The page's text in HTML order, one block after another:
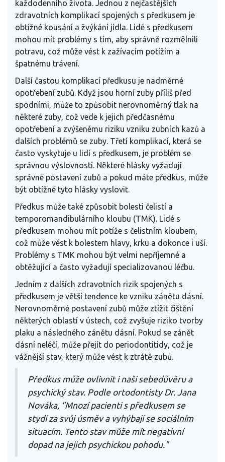
každodenního života. Jednou z nejčastějších
zdravotních komplikací spojených s předkusem je
obtížné kousání a žvýkání jídla. Lidé s předkusem
mohou mít problémy s tím, aby správně rozmělnili
potravu, což může vést k zažívacím potížím a
špatnému trávení.
Další častou komplikací předkusu je nadměrné
opotřebení zubů. Když jsou horní zuby příliš před
spodními, může to způsobit nerovnoměrný tlak na
některé zuby, což vede k jejich předčasnému
opotřebení a zvýšenému riziku vzniku zubních kazů a
dalších problémů se zuby. Třetí komplikací, která se
často vyskytuje u lidí s předkusem, je problém se
správnou výslovností. Některé hlásky vyžadují
správné postavení zubů a pokud máte předkus, může
být obtížné tyto hlásky vyslovit.
Předkus může také způsobit bolesti čelistí a
temporomandibulárního kloubu (TMK). Lidé s
předkusem mohou mít potíže s čelistním kloubem,
což může vést k bolestem hlavy, krku a dokonce i uší.
Problémy s TMK mohou být velmi nepříjemné a
obtěžující a často vyžadují specializovanou léčbu.
Jedním z dalších zdravotních rizik spojených s
předkusem je větší tendence ke vzniku zánětu dásní.
Nerovnoměrné postavení zubů může ztížit čištění
některých oblastí v ústech, což zvyšuje riziko tvorby
plaku a následného zánětu dásní. Pokud se zánět
dásní neléčí, může přejít do periodontitidy, což je
vážnější stav, který může vést k ztrátě zubů.
Předkus může ovlivnit i naši sebedůvěru a
psychický stav. Podle ortodontisty Dr. Jana
Nováka, "Mnozí pacienti s předkusem se
stydí za svůj úsměv a vyhýbají se sociálním
situacím. Tento stav může mít negativní
dopad na jejich psychickou pohodu."